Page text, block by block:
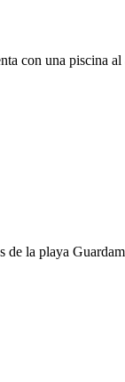
con una piscina al
la playa